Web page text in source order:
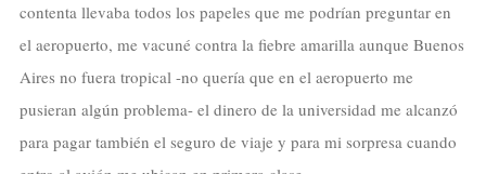
contenta llevaba todos los papeles que me podrían preguntar en
el aeropuerto, me vacuné contra la fiebre amarilla aunque Buenos
Aires no fuera tropical -no quería que en el aeropuerto me
pusieran algún problema- el dinero de la universidad me alcanzó
para pagar también el seguro de viaje y para mi sorpresa cuando